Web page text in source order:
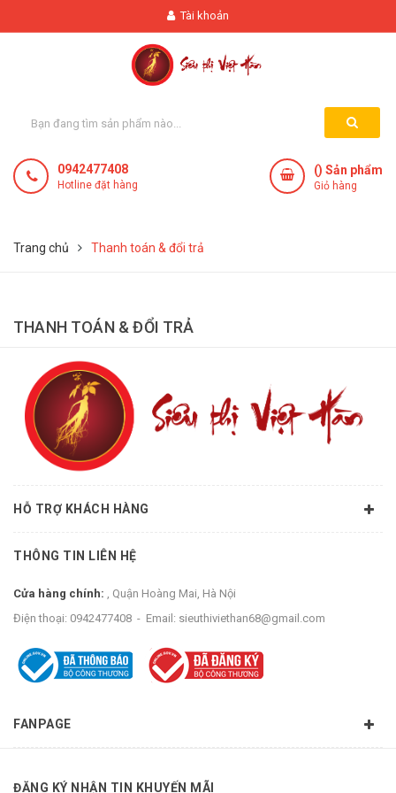
Tài khoản
0942477408
Hotline đặt hàng
() Sản phẩm
Giỏ hàng
Trang chủ Thanh toán & đổi trả
THANH TOÁN & ĐỔI TRẢ
HỖ TRỢ KHÁCH HÀNG
THÔNG TIN LIÊN HỆ
Cửa hàng chính: , Quận Hoàng Mai, Hà Nội
Điện thoại: 0942477408 - Email: sieuthiviethan68@gmail.com
FANPAGE
ĐĂNG KÝ NHẬN TIN KHUYẾN MÃI